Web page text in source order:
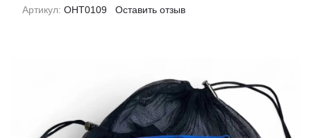
Артикул: ОНТ0109 Оставить отзыв